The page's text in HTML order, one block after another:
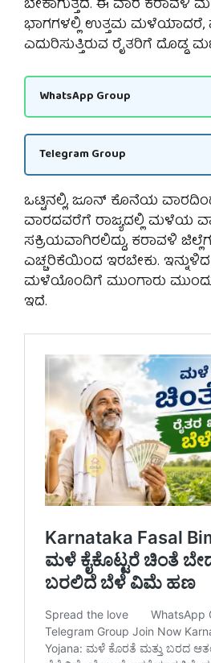
ಬೇಕಾಗುತ್ತದೆ. ಈ ವಾರ ಕರಾವಳಿ
ಭಾಗಗಳಲ್ಲಿ ಉತ್ತಮ
ಎದುರಿಸುತ್ತಿರುವ ರೈತರಿಗೆ
WhatsApp Group
Telegram Group
ಒಟ್ಟಿನಲ್ಲಿ, ಜೂನ್ ಕೊನೆಯ
ವಾರದವರೆಗೆ ರಾಜ್ಯದಲ್ಲಿ ಮಳೆಯ
ಸಕ್ರಿಯವಾಗಿರಲಿದ್ದು, ಕರಾವಳಿ
ಎಚ್ಚರಿಕೆಯಿಂದ ಇರಬೇಕು.
ಮಳೆಯೊಂದಿಗೆ ಮುಂಗಾರು
ಇದೆ.